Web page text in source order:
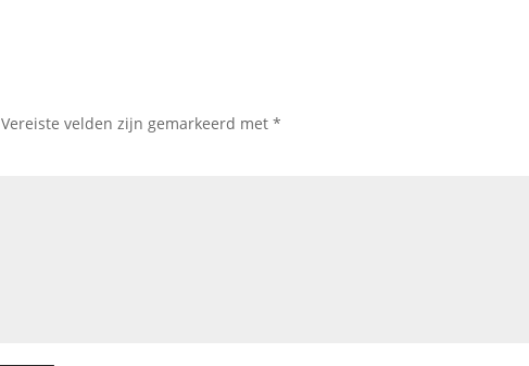
Vereiste velden zijn gemarkeerd met*